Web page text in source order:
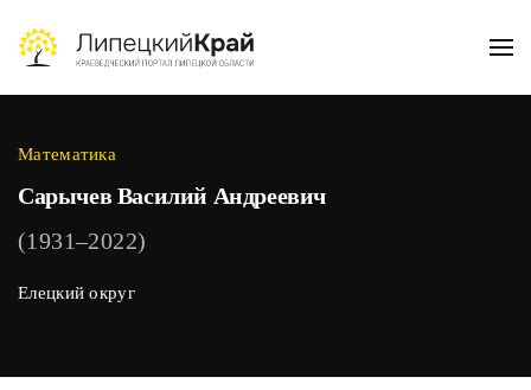
Skip to main content
Математика
Сарычев Василий Андреевич
(1931–2022)
Елецкий округ